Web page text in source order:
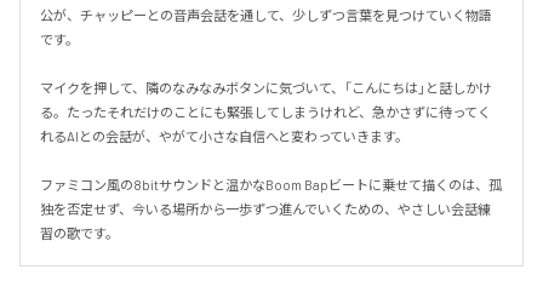
公が、チャッピーとの音声会話を通して、少しずつ言葉を見つけていく物語
です。
マイクを押して、隣のなみなみボタンに気づいて、「こんにちは」と話しかけ
る。たったそれだけのことにも緊張してしまうけれど、急かさずに待ってく
れるAIとの会話が、やがて小さな自信へと変わっていきます。
ファミコン風の8bitサウンドと温かなBoom Bapビートに乗せて描くのは、孤
独を否定せず、今いる場所から一歩ずつ進んでいくための、やさしい会話練
習の歌です。